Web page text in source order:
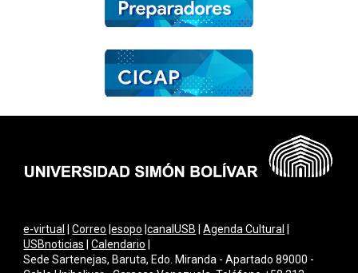
e-virtual |Correo |esopo |canalUSB |Agenda Cultural
USBnoticias |Calendario
Sede Sartenejas, Baruta, Edo. Miranda - Apartado 89000 -